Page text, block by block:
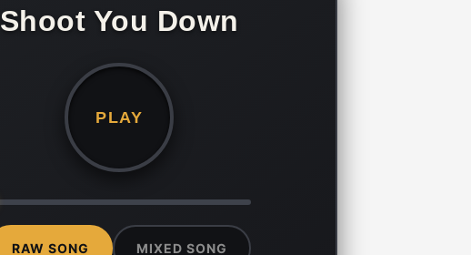
Shoot You Down
PLAY
RAW SONG MIXED SONG